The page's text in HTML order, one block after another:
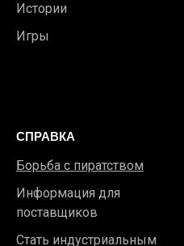
Истории
Игры
СПРАВКА
Борьба с пиратством
Информация для
поставщиков
Стать индустриальным